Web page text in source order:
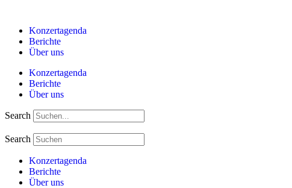
springenKonzertagenda
Berichte
Über uns
Konzertagenda
Berichte
Über uns
Search
Search
Konzertagenda
Berichte
Über uns